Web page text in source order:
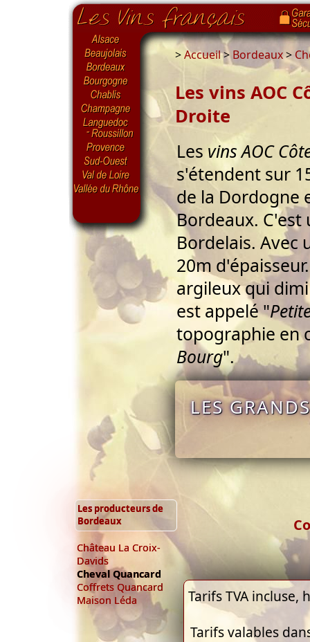
>Accueil>Bordeaux>
Les vins AOC
Droite
Les vins AOC
s'étendent sur
de la Dordogne
Bordeaux.
Bordelais. Avec
20m
argileux qui
est appelé "
topographie en
Bourg".
LES
Les producteurs de
Bordeaux
Château La Croix-
Davids
Cheval Quancard
Coffrets Quancard
Maison Léda
Tarifs TVA
Tarifs valables